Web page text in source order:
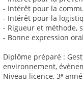
- Intérêt pour la
- Intérêt pour la
- Rigueur et méthode,
- Bonne expression
Diplôme préparé :
environnement,
Niveau licence, 3ᵉ